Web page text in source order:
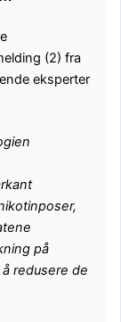
(2) fra
eksperter
på
redusere de